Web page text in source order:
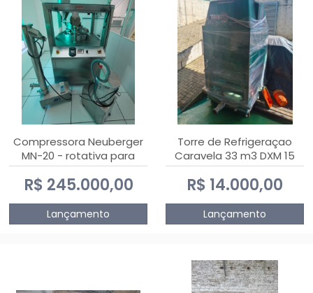
Compressora Neuberger
MN-20 - rotativa para
produção de
comprimidos
R$ 245.000,00
Lançamento
Torre de Refrigeraçao
Caravela 33 m3 DXM 15
R$ 14.000,00
Lançamento